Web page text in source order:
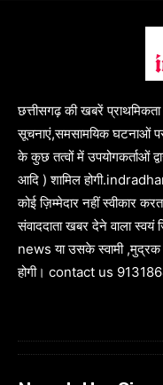
छत्तीसगढ़ की खबरें
सूचनाएं,समसामयिक घटनाओं
के कुछ तत्वों में उपयोगकर्ताओं
आदि ) शामिल
कोई ज़िम्मेदार नहीं स्वीकार
संवाददाता खबर देने वाला
news या उसके स्वामी ,मुद्रक
होगी। contact us